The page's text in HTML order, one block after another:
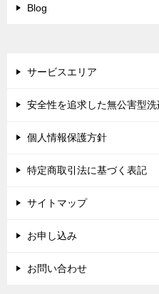
Blog
サービスエリア
安全性を追求した無公害型
個人情報保護方針
特定商取引法に基づく表記
サイトマップ
お申し込み
お問い合わせ